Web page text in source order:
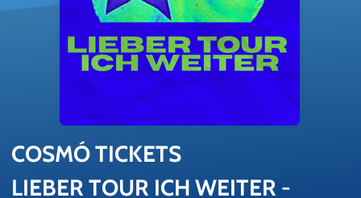
COSMÓ TI­CKETS
LIEBER TOUR ICH WEITER -